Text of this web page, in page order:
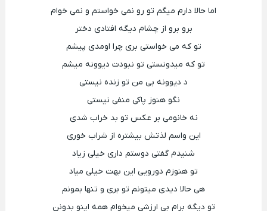
اما حالا دارم میگم تو رو نمی خواستم و نمی خوام
برو برو از چشام دیگه افتادی دختر
تو که می خواستی بری چرا اومدی پیشم
تو که میدونستی تو نبودت دیوونه میشم
د دیوونه بی من تو زنده نیستی
نگو هنوز پاکی منفی نیستی
نه خانومی بر عکس تو بد خراب شدی
این واسم لذتش بیشتره از شراب خوری
شنیدم گفتی دوستم داری خیلی زیاد
تو هنوزم دورویی این بهت خیلی میاد
هی حالا دیدی میتونم تو بری و تنها بمونم
تو دیگه برام بی ارزشی میخوام همه اینو بدونن